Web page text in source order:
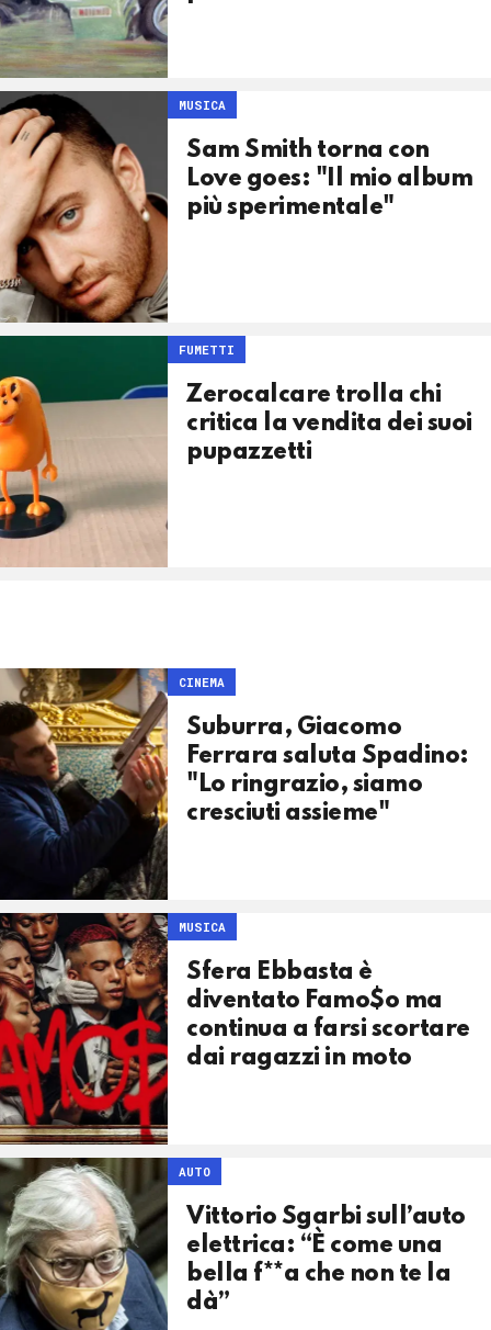
MUSICA
Sam Smith torna con
Love goes: "Il mio album
più sperimentale"
FUMETTI
Zerocalcare trolla chi
critica la vendita dei suoi
pupazzetti
CINEMA
Suburra, Giacomo
Ferrara saluta Spadino:
"Lo ringrazio, siamo
cresciuti assieme"
MUSICA
Sfera Ebbasta è
diventato Famo$o ma
continua a farsi scortare
dai ragazzi in moto
AUTO
Vittorio Sgarbi sull’auto
elettrica: “È come una
bella f**a che non te la
dà”